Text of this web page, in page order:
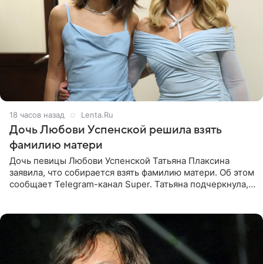
18 часов назад Lenta.Ru
Дочь Любови Успенской решила взять
фамилию матери
Дочь певицы Любови Успенской Татьяна Плаксина
заявила, что собирается взять фамилию матери. Об этом
сообщает Telegram-канал Super. Татьяна подчеркнула,